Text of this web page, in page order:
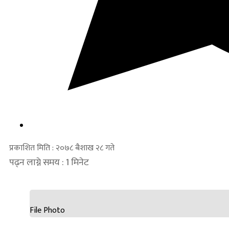
प्रकाशित मिति : २०७८ बैशाख २८ गते
पढ्न लाग्ने समय : 1 मिनेट
File Photo